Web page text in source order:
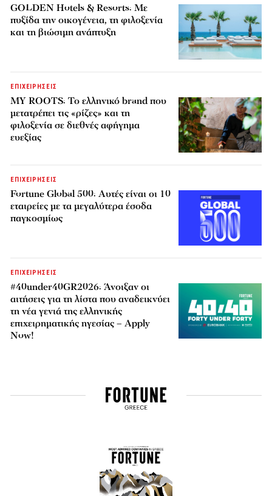
GOLDEN Hotels & Resorts: Με
πυξίδα την οικογένεια, τη φιλοξενία
και τη βιώσιμη ανάπτυξη
ΕΠΙΧΕΙΡΗΣΕΙΣ
MY ROOTS: Το ελληνικό brand που
μετατρέπει τις «ρίζες» και τη
φιλοξενία σε διεθνές αφήγημα
ευεξίας
ΕΠΙΧΕΙΡΗΣΕΙΣ
Fortune Global 500: Αυτές είναι οι 10
εταιρείες με τα μεγαλύτερα έσοδα
παγκοσμίως
ΕΠΙΧΕΙΡΗΣΕΙΣ
#40under40GR2026: Άνοιξαν οι
αιτήσεις για τη λίστα που αναδεικνύει
τη νέα γενιά της ελληνικής
επιχειρηματικής ηγεσίας – Apply
Now!